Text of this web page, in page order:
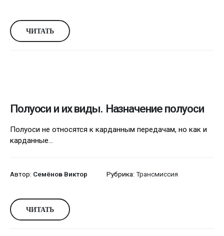
ЧИТАТЬ
Полуоси и их виды. Назначение полуоси
Полуоси не относятся к карданным передачам, но как и
карданные...
Автор: Семёнов Виктор Рубрика: Трансмиссия
ЧИТАТЬ